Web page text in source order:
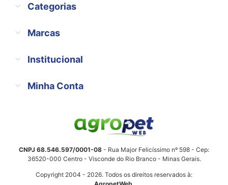
Categorias
Marcas
Institucional
Minha Conta
CNPJ 68.546.597/0001-08 - Rua Major Felicíssimo nº 598 - Cep:
36520-000 Centro - Visconde do Rio Branco - Minas Gerais.
Copyright 2004 - 2026. Todos os direitos reservados à: